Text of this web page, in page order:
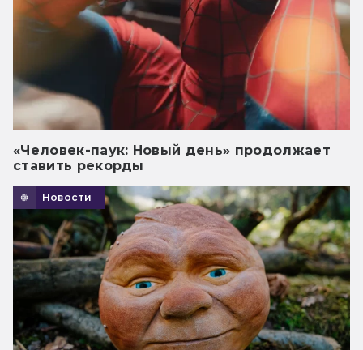
«Человек-паук: Новый день» продолжает
ставить рекорды
Новости